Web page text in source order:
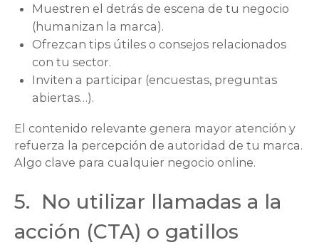
Muestren el detrás de escena de tu negocio
(humanizan la marca).
Ofrezcan tips útiles o consejos relacionados
con tu sector.
Inviten a participar (encuestas, preguntas
abiertas…).
El contenido relevante genera mayor atención y
refuerza la percepción de autoridad de tu marca.
Algo clave para cualquier negocio online.
5. No utilizar llamadas a la
acción (CTA) o gatillos